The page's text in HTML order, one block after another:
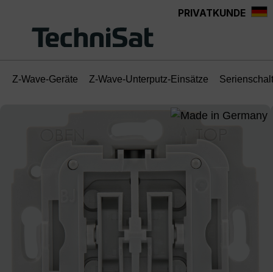
PRIVATKUNDE
Z-Wave-Geräte Z-Wave-Unterputz-Einsätze